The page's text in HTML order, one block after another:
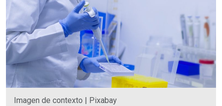
Imagen de contexto | Pixabay